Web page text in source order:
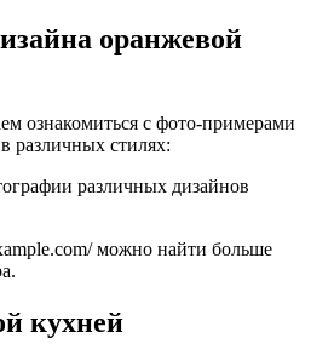
оранжевой
ознакомиться с фото-примерами
различных стилях:
различных дизайнов
можно найти больше
кухней